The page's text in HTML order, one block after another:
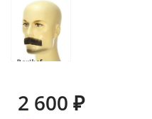
2 600 ₽